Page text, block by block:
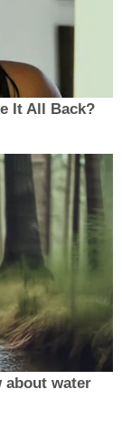
It All Back?
about water